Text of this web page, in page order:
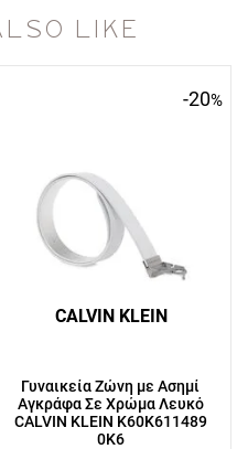
LIKE
-20%
CALVIN KLEIN
Γυναικεία Ζώνη με Ασημί
Αγκράφα Σε Χρώμα Λευκό
CALVIN KLEIN K60K611489
0K6